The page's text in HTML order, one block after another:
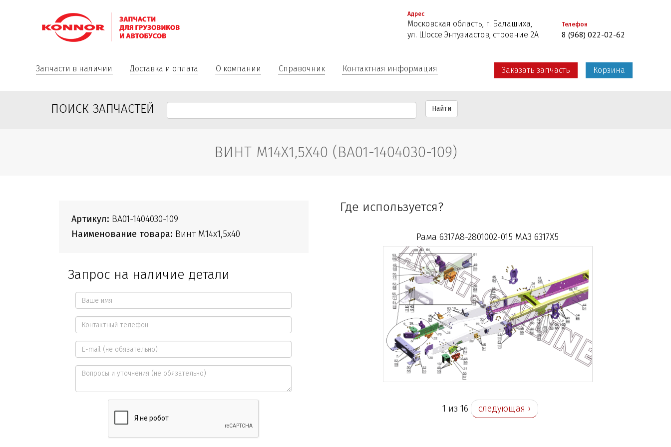
Адрес
Московская область, г. Балашиха,
ул. Шоссе Энтузиастов, строение 2А
Телефон
8 (968) 022-02-62
Запчасти в наличии Доставка и оплата О компании Справочник Контактная информация Заказать запчасть Корзина
ПОИСК ЗАПЧАСТЕЙ Найти
ВИНТ М14Х1,5Х40 (ВА01-1404030-109)
Артикул: ВА01-1404030-109
Наименование товара: Винт М14х1,5х40
Запрос на наличие детали
Ваше
имя
*
Контактный
телефон
*
E-
mail
Вопросы
уточнения
Где используется?
Рама 6317A8-2801002-015 МАЗ 6317X5
1 из 16 следующая ›